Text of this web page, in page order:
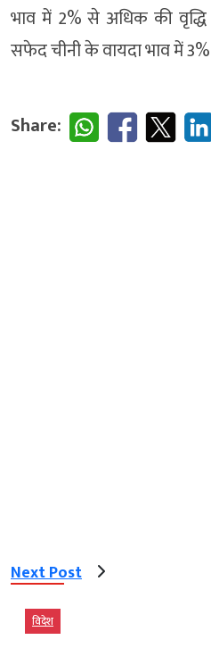
भाव में 2% से अधिक की
सफेद चीनी के वायदा भाव में
Share:
Next Post
विदेश